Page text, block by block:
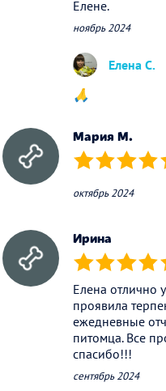
Елене.
ноябрь 2024
Елена С.
🙏
Мария М.
(*) (*) (*) (*)
октябрь 2024
Ирина
(*) (*) (*) (*)
Елена отлично
проявила
ежедневные
питомца. Все
спасибо!!!
сентябрь 2024